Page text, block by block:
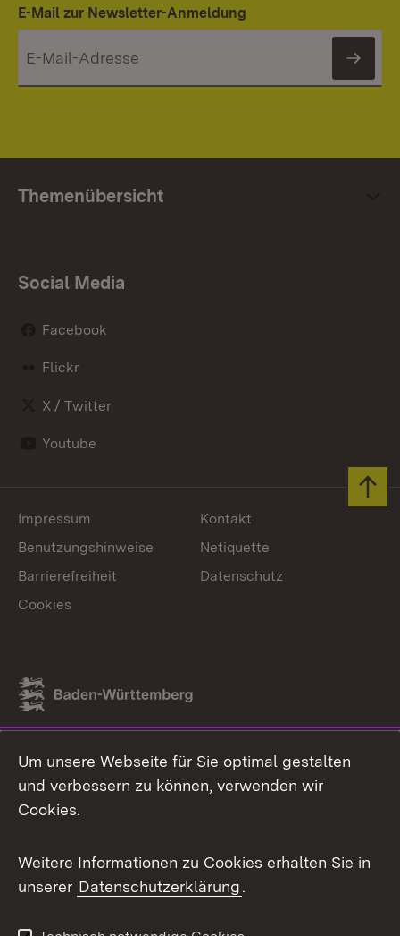
E-Mail zur Newsletter-Anmeldung
Themenübersicht
Social Media
Facebook
Flickr
X / Twitter
Youtube
Link zum Landesportal
Impressum
Kontakt
Benutzungshinweise
Netiquette
Barrierefreiheit
Datenschutz
Cookies
Um unsere Webseite für Sie optimal gestalten
und verbessern zu können, verwenden wir
Cookies.
Weitere Informationen zu Cookies erhalten Sie in
unserer Datenschutzerklärung.